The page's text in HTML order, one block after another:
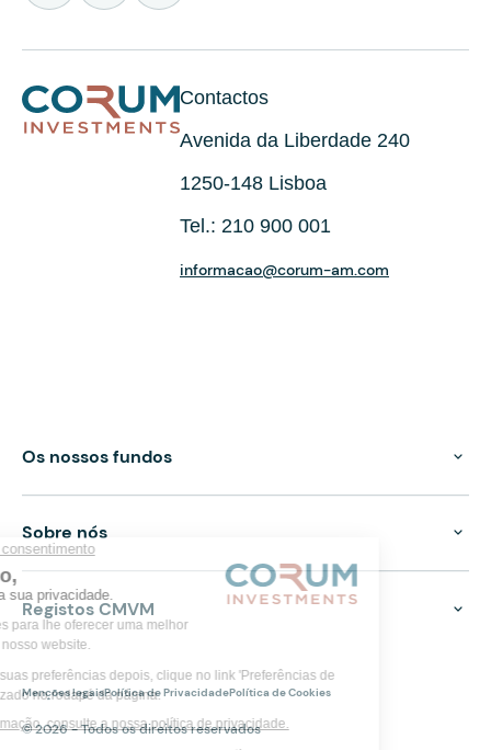
Contactos
Avenida da Liberdade 240
1250-148 Lisboa
Tel.: 210 900 001
informacao@corum-am.com
Os nossos fundos
Sobre nós
Registos CMVM
Menções legaisPolítica de PrivacidadePolítica de Cookies
© 2026 - Todos os direitos reservados